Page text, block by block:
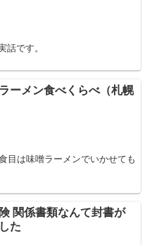
話です。
ーメン食べくらべ（札幌
目は味噌ラーメンでいかせても
関係書類なんて封書が
た